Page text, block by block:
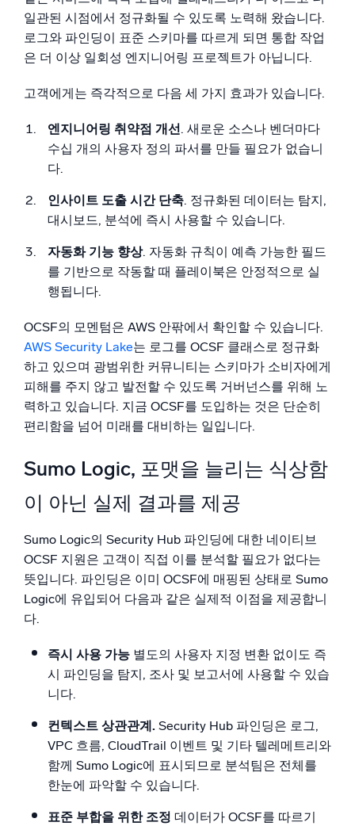
일관된 시점에서 정규화될 수 있도록 노력해 왔습니다.
로그와 파인딩이 표준 스키마를 따르게 되면 통합 작업
은 더 이상 일회성 엔지니어링 프로젝트가 아닙니다.
고객에게는 즉각적으로 다음 세 가지 효과가 있습니다.
엔지니어링 취약점 개선. 새로운 소스나 벤더마다
수십 개의 사용자 정의 파서를 만들 필요가 없습니
다.
인사이트 도출 시간 단축. 정규화된 데이터는 탐지,
대시보드, 분석에 즉시 사용할 수 있습니다.
자동화 기능 향상. 자동화 규칙이 예측 가능한 필드
를 기반으로 작동할 때 플레이북은 안정적으로 실
행됩니다.
OCSF의 모멘텀은 AWS 안팎에서 확인할 수 있습니다.
AWS Security Lake는 로그를 OCSF 클래스로 정규화
하고 있으며 광범위한 커뮤니티는 스키마가 소비자에게
피해를 주지 않고 발전할 수 있도록 거버넌스를 위해 노
력하고 있습니다. 지금 OCSF를 도입하는 것은 단순히
편리함을 넘어 미래를 대비하는 일입니다.
Sumo Logic, 포맷을 늘리는 식상함
이 아닌 실제 결과를 제공
Sumo Logic의 Security Hub 파인딩에 대한 네이티브
OCSF 지원은 고객이 직접 이를 분석할 필요가 없다는
뜻입니다. 파인딩은 이미 OCSF에 매핑된 상태로 Sumo
Logic에 유입되어 다음과 같은 실제적 이점을 제공합니
다.
즉시 사용 가능 별도의 사용자 지정 변환 없이도 즉
시 파인딩을 탐지, 조사 및 보고서에 사용할 수 있습
니다.
컨텍스트 상관관계. Security Hub 파인딩은 로그,
VPC 흐름, CloudTrail 이벤트 및 기타 텔레메트리와
함께 Sumo Logic에 표시되므로 분석팀은 전체를
한눈에 파악할 수 있습니다.
표준 부합을 위한 조정 데이터가 OCSF를 따르기